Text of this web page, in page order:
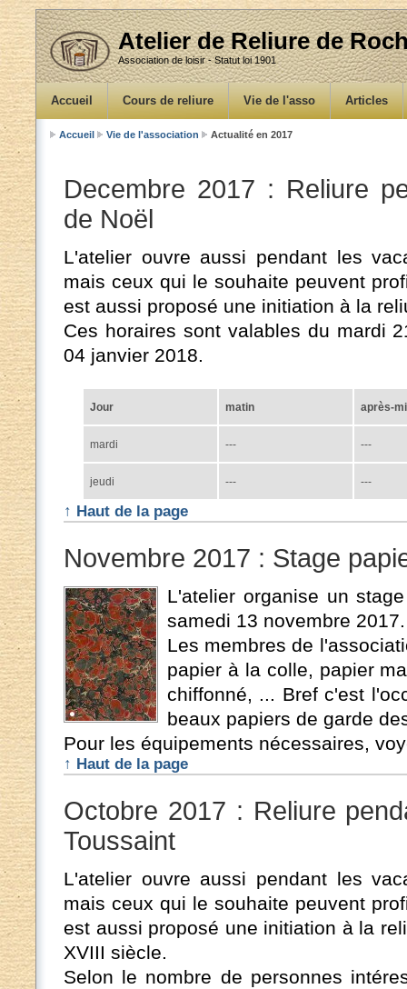
Atelier de Reliure de
Association de loisir - Statut loi 1901
Accueil Cours de reliure Vie de l'asso Articles
Accueil Vie de l'association Actualité en 2017
Decembre 2017 : Reliure
de Noël
L'atelier ouvre aussi pendant les
mais ceux qui le souhaite peuvent
est aussi proposé une initiation à la
Ces horaires sont valables du mardi
04 janvier 2018.
Jour matin après-
mardi --- ---
jeudi --- ---
↑ Haut de la page
Novembre 2017 : Stage
L'atelier organise un
samedi 13 novembre 2017.
Les membres de
papier à la colle, papier
chiffonné, ... Bref c'est
beaux papiers de garde
Pour les équipements nécessaires,
↑ Haut de la page
Octobre 2017 : Reliure
Toussaint
L'atelier ouvre aussi pendant les
mais ceux qui le souhaite peuvent
est aussi proposé une initiation à la
XVIII siècle.
Selon le nombre de personnes